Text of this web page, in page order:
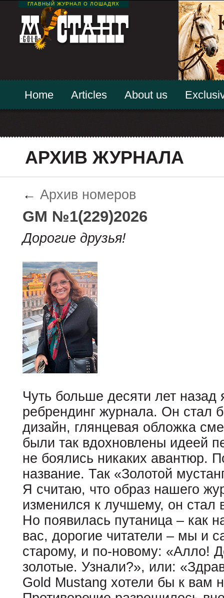
ГЛАВНЫЙ ЖУРНАЛ О ЛОШАДЯХ
Home Articles About us
АРХИВ ЖУРНАЛА
← Архив номеров
GM №1(229)2026
Дорогие друзья!
Чуть больше десяти лет
ребрендинг журнала. Он стал
дизайн, глянцевая обложка
были так вдохновлены идеей
не боялись никаких авантюр.
название. Так «Золотой
Я считаю, что образ нашего
изменился к лучшему, он стал
Но появилась путаница – как
вас, дорогие читатели – мы и
старому, и по-новому: «Алло!
золотые. Узнали?», или:
Gold Mustang хотели бы к вам